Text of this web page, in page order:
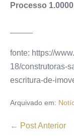
Processo
fonte: https://
18/construtoras-
escritura-de-
Arquivado em:
← Post Anterior